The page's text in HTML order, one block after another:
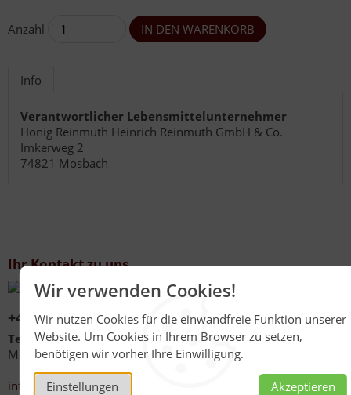
Wir verwenden Cookies!
Wir nutzen Cookies für die einwandfreie Funktion unserer
Website. Um Cookies in Ihrem Browser zu setzen,
benötigen wir vorher Ihre Einwilligung.
Einstellungen Akzeptieren
Anzahl
Info
Verantwortlicher Lebensmittelunternehmer
Honig Reinmuth Heinrich Reinmuth GmbH & Co.
Imkerweg 2
74821 Mosbach
Ihr Kontakt zu uns
+49 (0)6267 1021
Telefonzeiten
Mo - Fr 08:00 - 12:00 Uhr
13:30 - 17:00 Uhr
info@honig-reinmuth.de